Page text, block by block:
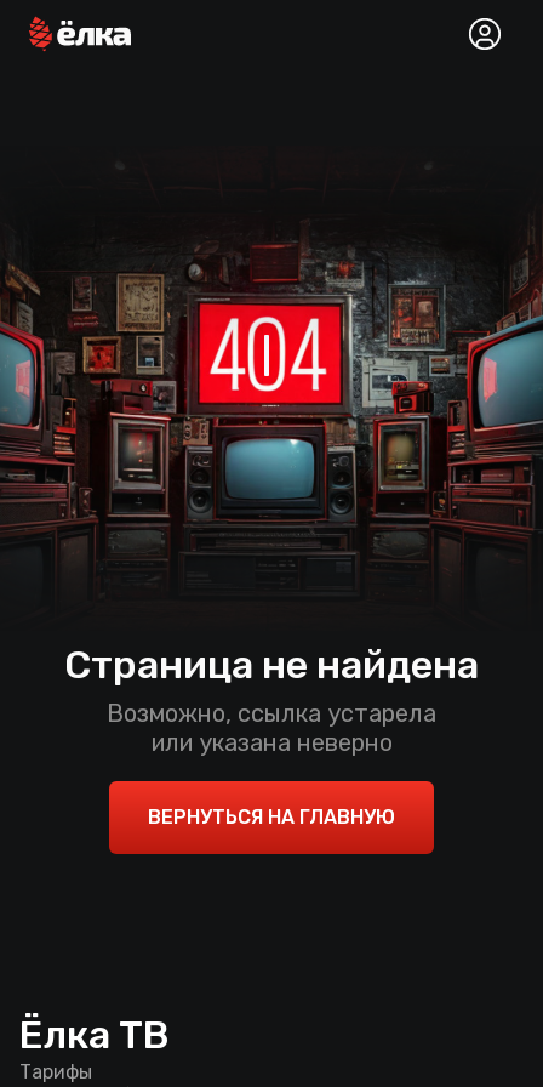
Страница не найдена
Возможно, ссылка устарела
или указана неверно
ВЕРНУТЬСЯ НА ГЛАВНУЮ
Ёлка ТВ
Тарифы